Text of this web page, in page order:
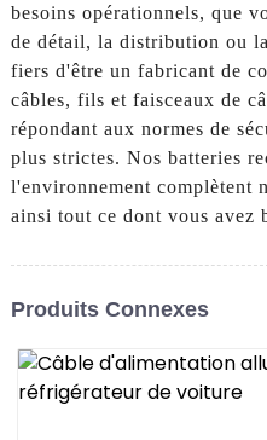
besoins opérationnels, que
de détail, la distribution ou
fiers d'être un fabricant de
câbles, fils et faisceaux de
répondant aux normes de
plus strictes. Nos batteries
l'environnement complètent
ainsi tout ce dont vous avez
Produits Connexes